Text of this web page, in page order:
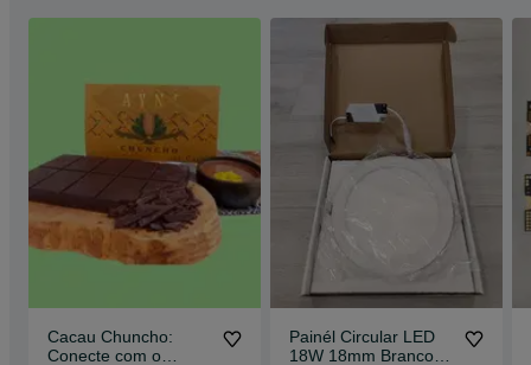
Cacau Chuncho:
Conecte com o
Painél Circular LED
18W 18mm Branco